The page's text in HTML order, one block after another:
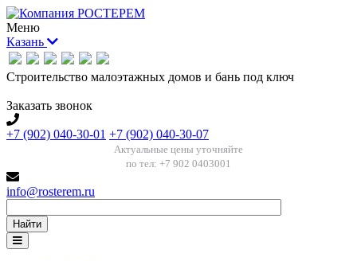
Меню
Казань
Строительство малоэтажных домов и бань под ключ
Заказать звонок
+7 (902) 040-30-01 +7 (902) 040-30-07
Актуальные цены уточняйте
по тел: +7 902 0403001
info@rosterem.ru
Найти